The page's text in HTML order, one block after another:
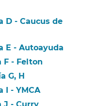
D - Caucus de
E - Autoayuda​​
F - Felton​​
G, H​​
I - YMCA​​
J - Curry​​